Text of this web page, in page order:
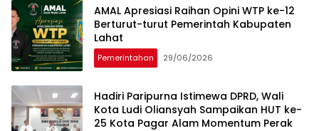
AMAL Apresiasi Raihan Opini WTP ke-12
Berturut-turut Pemerintah Kabupaten
Lahat
Pemerintahan 29/06/2026
Hadiri Paripurna Istimewa DPRD, Wali
Kota Ludi Oliansyah Sampaikan HUT ke-
25 Kota Pagar Alam Momentum Perak